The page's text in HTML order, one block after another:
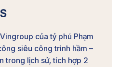
của tỷ phú Phạm
siêu công trình hầm –
trong lịch sử, tích hợp 2